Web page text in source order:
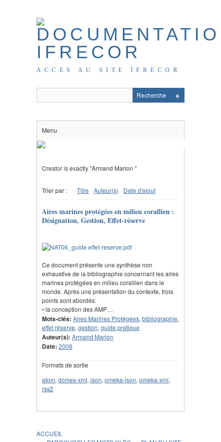
ACCES AU SITE IFRECOR
Menu
Creator is exactly "Armand Marion "
Trier par : Titre Auteur(s) Date d'ajout
Aires marines protégées en milieu corallien :
Désignation, Gestion, Effet-réserve
Ce document présente une synthèse non
exhaustive de la bibliographie concernant les aires
marines protégées en milieu corallien dans le
monde. Après une présentation du contexte, trois
points sont abordés:
• la conception des AMP…
Mots-clés: Aires Marines Protégées, bibliographie,
effet réserve, gestion, guide pratique
Auteur(s): Armand Marion
Date: 2006
Formats de sortie
atom, dcmes-xml, json, omeka-json, omeka-xml,
rss2
ACCUEIL